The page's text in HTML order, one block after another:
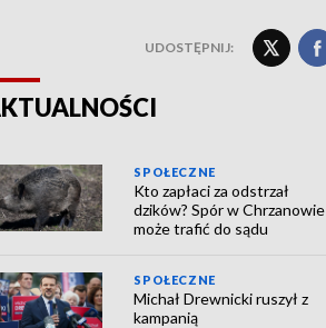
UDOSTĘPNIJ:
SPOŁECZNE
Kto zapłaci za odstrzał
dzików? Spór w Chrzanowie
może trafić do sądu
SPOŁECZNE
Michał Drewnicki ruszył z
kampanią